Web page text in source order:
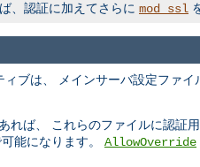
、認証に加えてさらに mod_ssl
ブは、 メインサーバ設定ファイ
れば、 これらのファイルに認証
能になります。 AllowOverride